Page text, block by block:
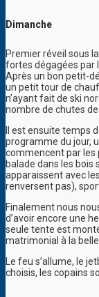
Dimanche
Premier réveil sous
fortes dégagées par
Après un bon petit-
un petit tour de
n’ayant fait de ski
nombre de chutes
Il est ensuite temps
programme du jour,
commencent par les
balade dans les
apparaissent avec
renversent pas),
Finalement nous
d’avoir encore une
seule tente est
matrimonial à la
Le feu s’allume, le
choisis, les copains